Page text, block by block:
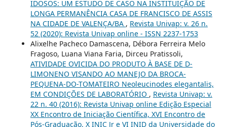
IDOSOS: UM ESTUDO DE CASO NA INSTITUIÇÃO DE
LONGA PERMANÊNCIA CASA DE FRANCISCO DE ASSIS
NA CIDADE DE VALENÇA/BA , Revista Univap: v. 26 n.
52 (2020): Revista Univap online - ISSN 2237-1753
Alixelhe Pacheco Damascena, Débora Ferreira Melo
Fragoso, Luana Viana Faria, Dirceu Pratissoli,
ATIVIDADE OVICIDA DO PRODUTO À BASE DE D-
LIMONENO VISANDO AO MANEJO DA BROCA-
PEQUENA-DO-TOMATEIRO Neoleucinodes elegantalis,
EM CONDIÇÕES DE LABORATÓRIO , Revista Univap: v.
22 n. 40 (2016): Revista Univap online Edição Especial
XX Encontro de Iniciação Científica, XVI Encontro de
Pós-Graduação, X INIC Jr e VI INID da Universidade do